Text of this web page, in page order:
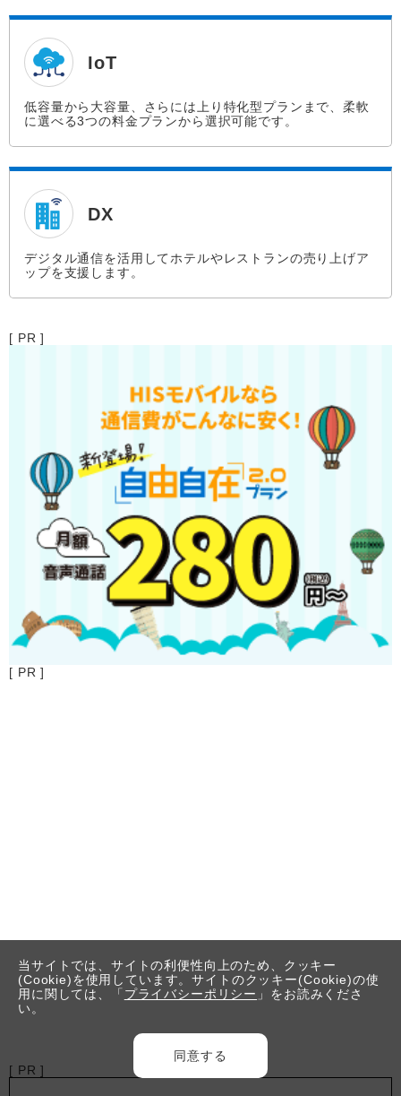
IoT
低容量から大容量、さらには上り特化型プランまで、柔軟
に選べる3つの料金プランから選択可能です。
DX
デジタル通信を活用してホテルやレストランの売り上げア
ップを支援します。
[ PR ]
[ PR ]
[ PR ]
当サイトでは、サイトの利便性向上のため、クッキー
(Cookie)を使用しています。サイトのクッキー(Cookie)の使
用に関しては、「 プライバシーポリシー 」をお読みくださ
い。
同意する